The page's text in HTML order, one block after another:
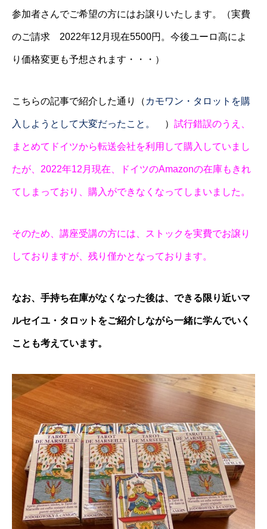
参加者さんでご希望の方にはお譲りいたします。（実費
のご請求 2022年12月現在5500円。今後ユーロ高によ
り価格変更も予想されます・・・）
こちらの記事で紹介した通り（ カモワン・タロットを購
入しようとして大変だったこと。 ） 試行錯誤のうえ、
まとめてドイツから転送会社を利用して購入していまし
たが、2022年12月現在、ドイツのAmazonの在庫もきれ
てしまっており、購入ができなくなってしまいました。
そのため、講座受講の方には、ストックを実費でお譲り
しておりますが、残り僅かとなっております。
なお、手持ち在庫がなくなった後は、できる限り近いマ
ルセイユ・タロットをご紹介しながら一緒に学んでいく
ことも考えています。